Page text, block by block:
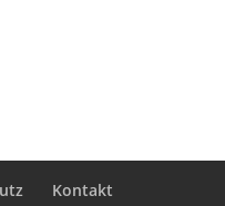
Kontakt